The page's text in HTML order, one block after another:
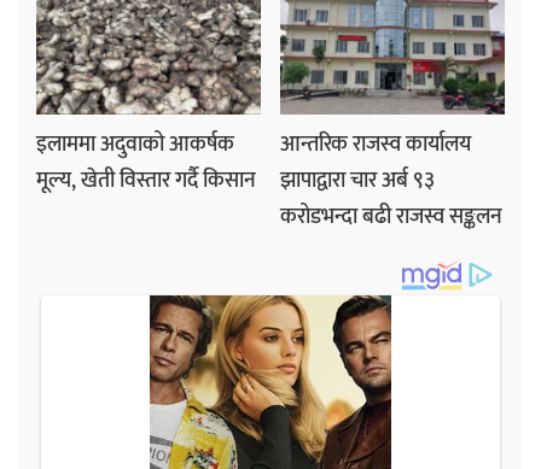
इलाममा अदुवाको आकर्षक
मूल्य, खेती विस्तार गर्दै किसान
आन्तरिक राजस्व कार्यालय
झापाद्वारा चार अर्ब ९३
करोडभन्दा बढी राजस्व सङ्कलन